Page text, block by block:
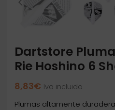
Dartstore
Rie Hoshino 6
8,83€ Iva incluido
Plumas altamente